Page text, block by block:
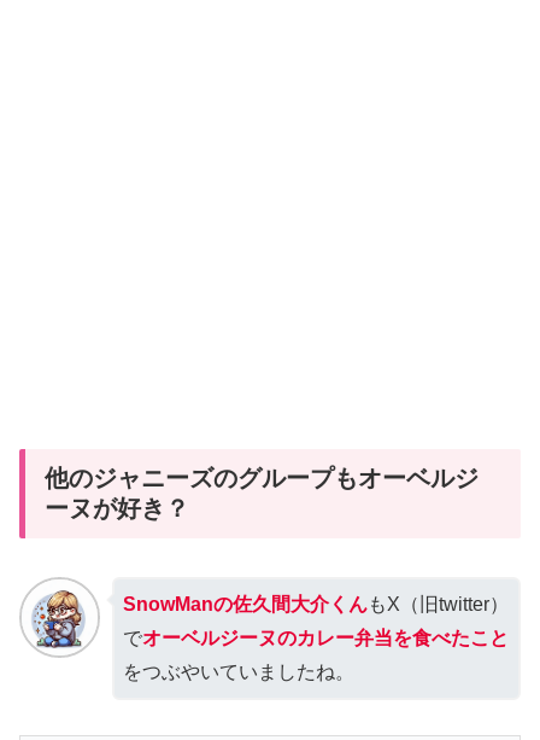
他のジャニーズのグループもオーベルジ
ーヌが好き？
SnowManの佐久間大介くんもX（旧twitter）
でオーベルジーヌのカレー弁当を食べたこと
をつぶやいていましたね。